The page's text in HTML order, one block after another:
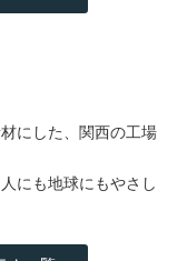
にした、関西の工場
にも地球にもやさし